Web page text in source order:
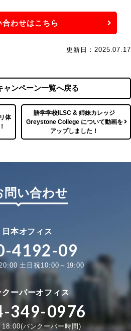
合わせはこちら
更新日：2025.07.17
体
ャンペーン一覧へ戻る
語学学校ILSC & 姉妹カレッジ
Greystone College について動画を
アップしました！
問い合わせ
日本オフィス
4192-09
土日祝10:00～19:00
ーバーオフィス
349-0976
18:00(バンクーバー時間)